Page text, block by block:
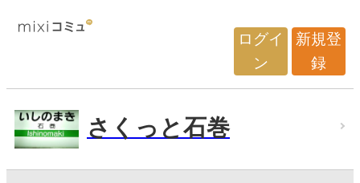
ログイ
ン
新規登
録
さくっと石巻